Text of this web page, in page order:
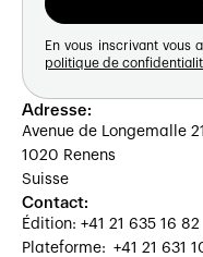
En vous inscrivant vous
politique de
Adresse:
Avenue de Longemalle 21
1020 Renens
Suisse
Contact:
Édition: +41 21 635 16 82
Plateforme: +41 21 631